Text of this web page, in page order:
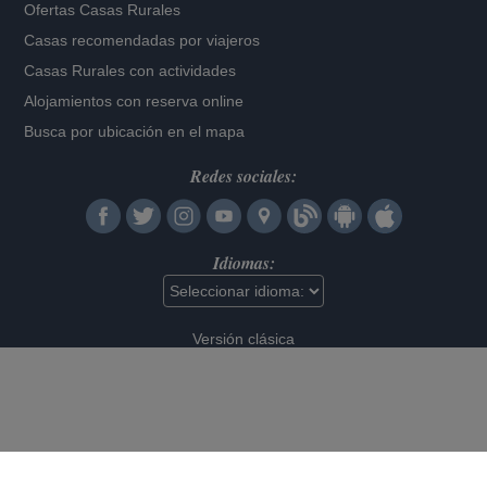
Ofertas Casas Rurales
Casas recomendadas por viajeros
Casas Rurales con actividades
Alojamientos con reserva online
Busca por ubicación en el mapa
Redes sociales:
Idiomas:
Versión clásica